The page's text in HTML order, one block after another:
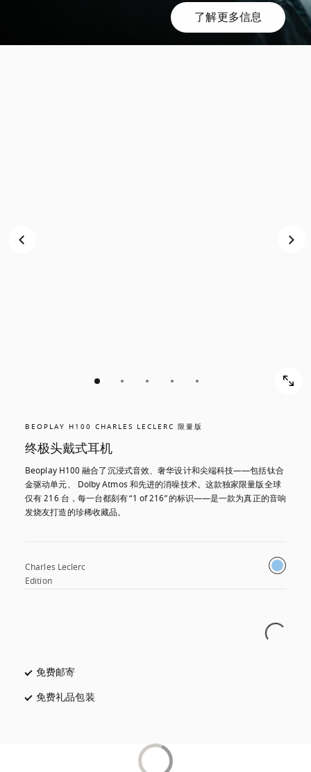
了解更多信息
BEOPLAY H100 CHARLES LECLERC 限量版
终极头戴式耳机
Beoplay H100 融合了沉浸式音效、奢华设计和尖端科技——包括钛合
金驱动单元、 Dolby Atmos 和先进的消噪技术。这款独家限量版全球
仅有 216 台，每一台都刻有“1 of 216”的标识——是一款为真正的音响
发烧友打造的珍稀收藏品。
Charles Leclerc
Edition
免费邮寄
免费礼品包装